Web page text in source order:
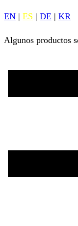
EN | ES | DE | KR
Algunos productos